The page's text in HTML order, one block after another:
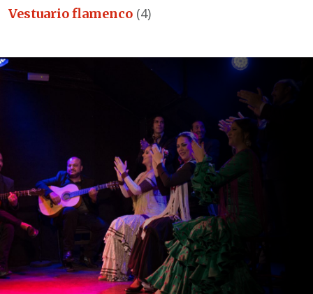
Vestuario flamenco (4)